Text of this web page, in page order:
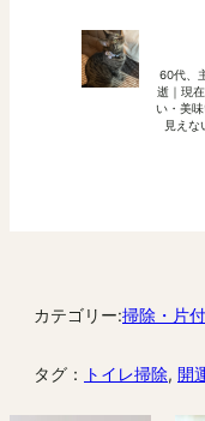
60代、
逝｜現
い・美
見えな
カテゴリー:掃除・片
タグ： トイレ掃除, 開